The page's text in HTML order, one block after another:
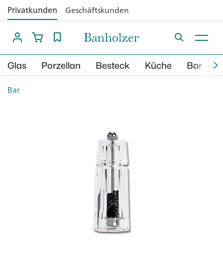
Privatkunden Geschäftskunden
Glas Porzellan Besteck Küche Bar
Bar